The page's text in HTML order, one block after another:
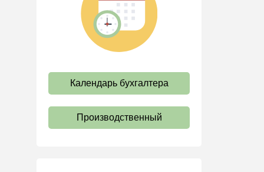
труда
Отпуск и время отдыха
Оплата труда
Ответственность и
взыскания
Пенсии
Календарь бухгалтера
Производственный